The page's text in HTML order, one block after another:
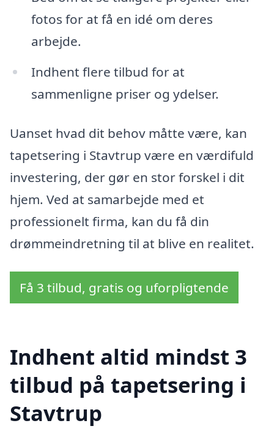
fotos for at få en idé om deres
arbejde.
Indhent flere tilbud for at
sammenligne priser og ydelser.
Uanset hvad dit behov måtte være, kan
tapetsering i Stavtrup være en værdifuld
investering, der gør en stor forskel i dit
hjem. Ved at samarbejde med et
professionelt firma, kan du få din
drømmeindretning til at blive en realitet.
Få 3 tilbud, gratis og uforpligtende
Indhent altid mindst 3
tilbud på tapetsering i
Stavtrup